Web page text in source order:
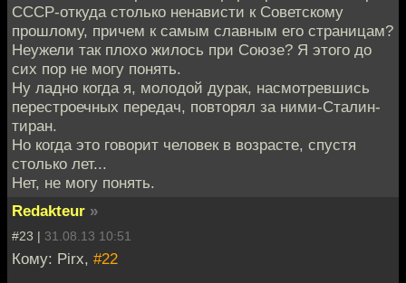
СССР-откуда столько ненависти к Советскому
прошлому, причем к самым славным его страницам?
Неужели так плохо жилось при Союзе? Я этого до
сих пор не могу понять.
Ну ладно когда я, молодой дурак, насмотревшись
перестроечных передач, повторял за ними-Сталин-
тиран.
Но когда это говорит человек в возрасте, спустя
столько лет...
Нет, не могу понять.
Redakteur »
#23 | 31.08.13 10:51
Кому: Pirx, #22